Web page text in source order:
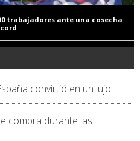
trabajadores ante una cosecha
convirtió en un lujo
compra durante las